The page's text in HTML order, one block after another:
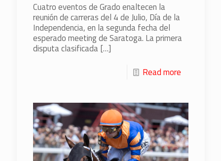
Cuatro eventos de Grado enaltecen la
reunión de carreras del 4 de Julio, Día de la
Independencia, en la segunda fecha del
esperado meeting de Saratoga. La primera
disputa clasificada[…]
Read more